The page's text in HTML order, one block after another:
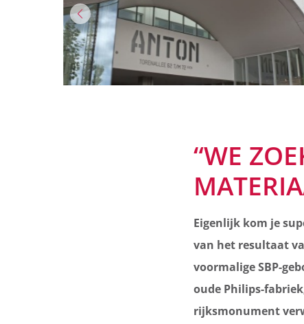
“WE
Eigenlijk kom je
van het resultaat
voormalige SBP-
oude Philips-
rijksmonument